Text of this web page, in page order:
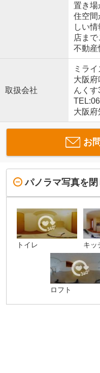
置き場
住空間
しい
店ま
不動産
取扱会社
ミラ
大阪府
んくす
大阪府
お
パノラマ写真を閉
トイレ キッ
ロフト